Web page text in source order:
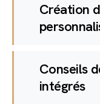
Création
Conseils
intégrés